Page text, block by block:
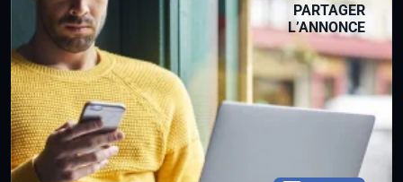
PARTAGER
L’ANNONCE